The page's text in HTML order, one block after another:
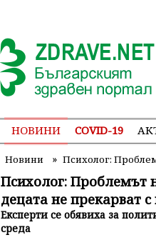
НОВИНИ COVID-19
Новини » Психолог:
Психолог: Проблемът
децата не прекарват с
Експерти се обявиха за
среда